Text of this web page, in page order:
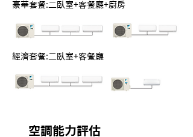
豪華套餐:二臥室+客餐廳+廚房
經濟套餐:二臥室+客餐廳
空調能力評估